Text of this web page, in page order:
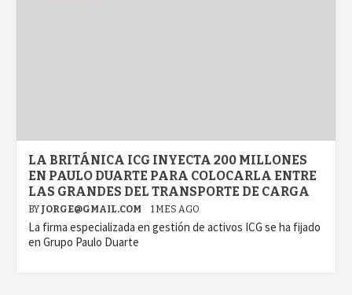
LA BRITÁNICA ICG INYECTA 200 MILLONES
EN PAULO DUARTE PARA COLOCARLA ENTRE
LAS GRANDES DEL TRANSPORTE DE CARGA
BY JORGE@GMAIL.COM 1 MES AGO
La firma especializada en gestión de activos ICG se ha fijado
en Grupo Paulo Duarte